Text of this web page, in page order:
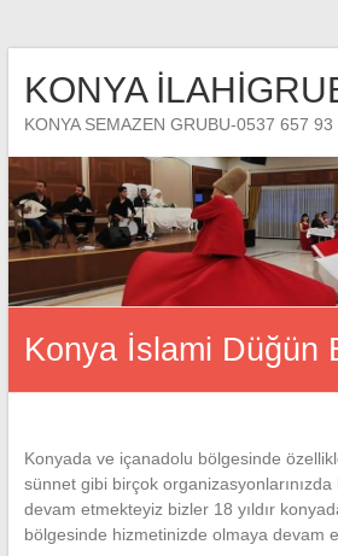
KONYA
KONYA SEMAZEN GRUBU-0537 657 93
Konya İslami Düğün
Konyada ve içanadolu bölgesinde
sünnet gibi birçok
devam etmekteyiz bizler 18 yıldır
bölgesinde hizmetinizde olmaya devam